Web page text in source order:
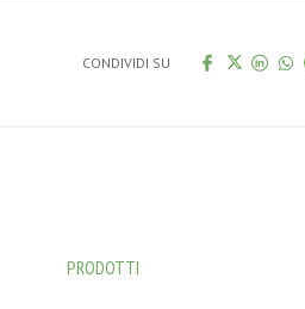
CONDIVIDI SU
PRODOTTI